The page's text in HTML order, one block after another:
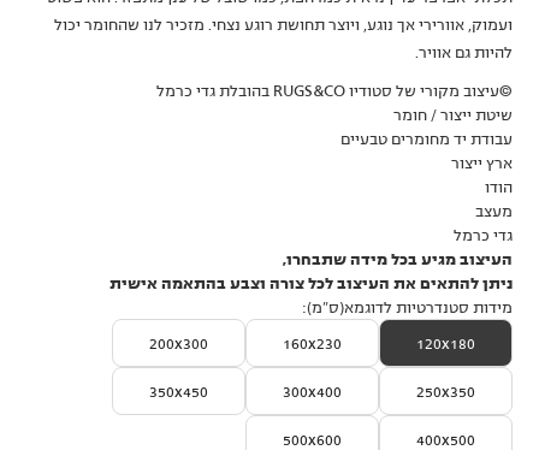
ועמוק, אוורירי אך נוגע, ויוצר תחושת רוגע נצחי. מזכיר לנו שהחומר יכול
להיות גם אוויר.
©עיצוב מקורי של סטודיו RUGS&CO בהובלת גדי כרמל
שיטת ייצור / חומר
עבודת יד מחומרים טבעיים
ארץ ייצור
הודו
מעצב
גדי כרמל
העיצוב מגיע בכל מידה שתבחרו,
ניתן להתאים את העיצוב לכל צורה וצבע בהתאמה אישית
מידות סטנדרטיות לדוגמא(ס״מ):
120x180
160x230
200x300
250x350
300x400
350x450
400x500
500x600